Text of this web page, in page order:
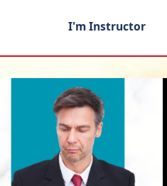
I'm Instructor